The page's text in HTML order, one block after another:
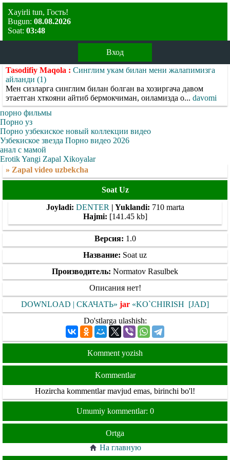
Xayirli tun, Гость!
Bugun: 08.08.2026
Soat: 03:48
Вход
Tasodifiy Maqola : Синглим укам билан мени жалапимизга
айланди (1)
Мен сизларга синглим билан болган ва хозиргача давом
этаетган хткояни айтиб бермокчиман, оиламизда о... davomi
порно фильмы
Порно уз
Порно узбекиское новый коллекции видео
Узбекиское звезда Порно видео 2026
анал с мамой
Erotik Yangi Zapal Xikoyalar
» Zapal video uzbekcha
Soat Uz
Joyladi: DENTER | Yuklandi: 710 marta
Hajmi: [141.45 kb]
Версия: 1.0
Название: Soat uz
Производитель: Normatov Rasulbek
Описания нет!
DOWNLOAD | СКАЧАТЬ» jar «KO`CHIRISH [JAD]
Do'stlarga ulashish:
Komment yozish
Kommentlar
Hozircha kommentlar mavjud emas, birinchi bo'l!
Umumiy kommentlar: 0
Ortga
На главную